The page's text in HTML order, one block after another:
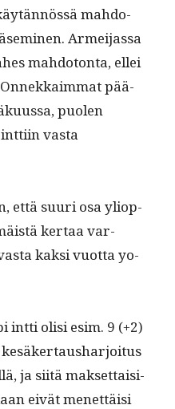
mah­do­
Armei­jas­sa
mah­do­ton­ta, ellei
pää­
puolen
vas­ta
että suuri osa yliop­
ker­taa var­
kak­si vuot­ta yo-
int­ti olisi esim. 9 (+2)
ja siitä mak­set­taisi­
eivät menet­täisi